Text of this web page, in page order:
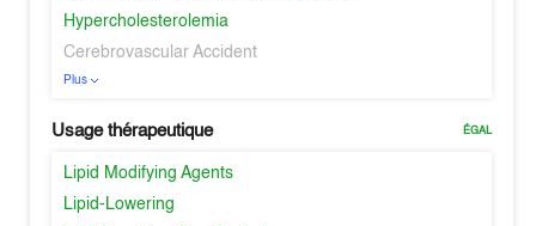
Hypercholesterolemia
Cerebrovascular Accident
Plus
Usage thérapeutique ÉGAL
Lipid Modifying Agents
Lipid-Lowering